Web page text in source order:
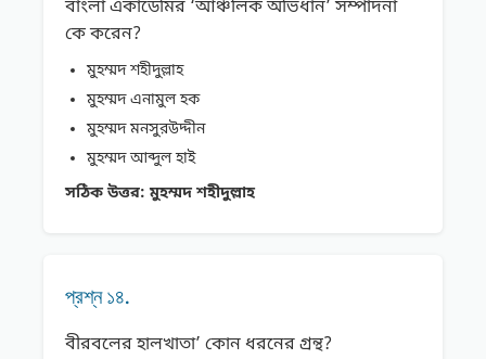
বাংলা একাডেমির ‘আঞ্চলিক অভিধান’ সম্পাদনা
কে করেন?
মুহম্মদ শহীদুল্লাহ
মুহম্মদ এনামুল হক
মুহম্মদ মনসুরউদ্দীন
মুহম্মদ আব্দুল হাই
সঠিক উত্তর: মুহম্মদ শহীদুল্লাহ
প্রশ্ন ১৪.
বীরবলের হালখাতা’ কোন ধরনের গ্রন্থ?